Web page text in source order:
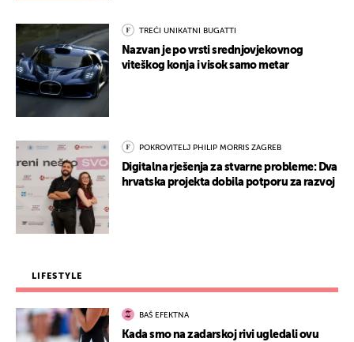
TREĆI UNIKATNI BUGATTI
Nazvan je po vrsti srednjovjekovnog
viteškog konja i visok samo metar
POKROVITELJ PHILIP MORRIS ZAGREB
Digitalna rješenja za stvarne probleme: Dva
hrvatska projekta dobila potporu za razvoj
LIFESTYLE
BAŠ EFEKTNA
Kada smo na zadarskoj rivi ugledali ovu